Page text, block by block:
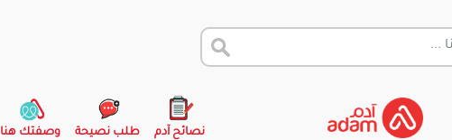
نصائح آدم طلب نصيحة وصفتك هنا